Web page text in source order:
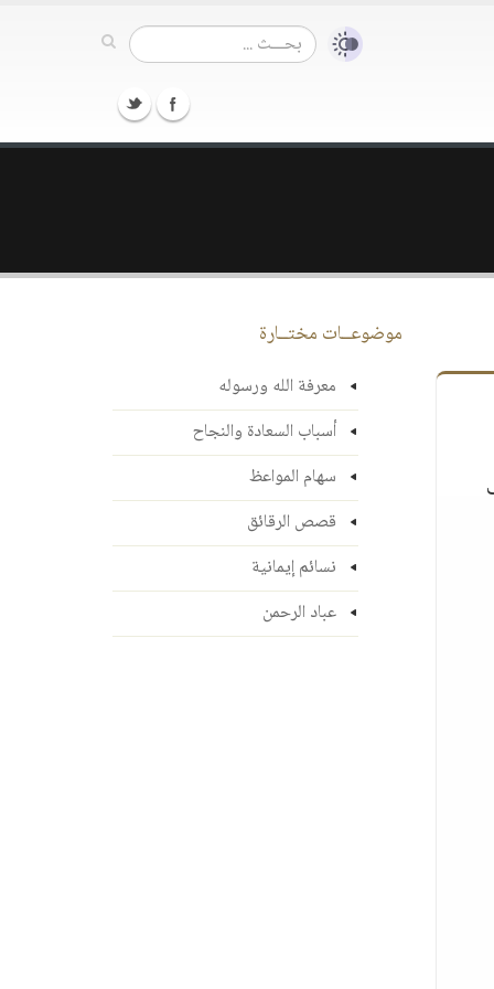
موضوعــات مختــارة
معرفة الله ورسوله
أسباب السعادة والنجاح
سهام المواعظ
قصص الرقائق
نسائم إيمانية
عباد الرحمن